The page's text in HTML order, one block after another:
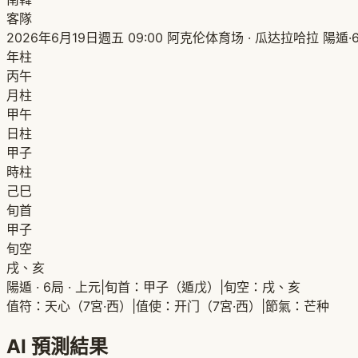
客隊
2026年6月19日週五 09:00 阿克伦体育场 · 瓜达拉哈拉 陽遁
年柱
丙午
月柱
甲午
日柱
甲子
時柱
己巳
旬首
甲子
旬空
戌、亥
陽遁 · 6局 · 上元 旬首：甲子（遁戊）
旬空：戌、亥
值符：天心（7宮·西）
值使：开门（7宮·西） 節氣：芒种
AI 預測結果